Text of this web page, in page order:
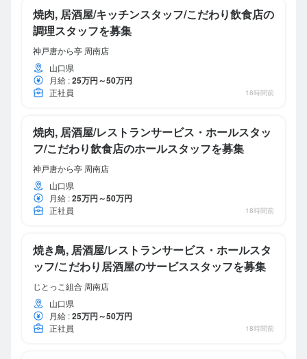
焼肉, 居酒屋/キッチンスタッフ/こだわり飲食店の
調理スタッフを募集
神戸唐から亭 周南店
山口県
月給 :25万円～50万円
正社員 18時間前
焼肉, 居酒屋/レストランサービス・ホールスタッ
フ/こだわり飲食店のホールスタッフを募集
神戸唐から亭 周南店
山口県
月給 :25万円～50万円
正社員 18時間前
焼き鳥, 居酒屋/レストランサービス・ホールスタ
ッフ/こだわり居酒屋のサービススタッフを募集
じとっこ組合 周南店
山口県
月給 :25万円～50万円
正社員 18時間前